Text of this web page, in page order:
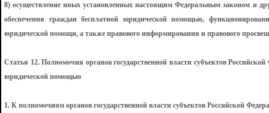
8) осуществление иных установленных настоящим Федеральным законом и
обеспечения граждан бесплатной юридической помощью,
юридической помощи, а также правового информирования и правового
Статья 12. Полномочия органов государственной власти субъектов
юридической помощью
1. К полномочиям органов государственной власти субъектов Российской